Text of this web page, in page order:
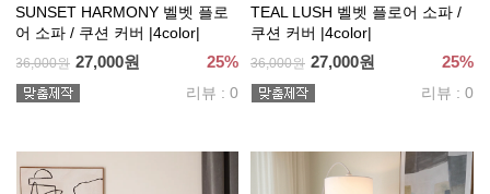
SUNSET HARMONY 벨벳 플로
어 소파 / 쿠션 커버 |4color|
36,000원 27,000원 25%
리뷰 : 0
TEAL LUSH 벨벳 플로어 소파 /
쿠션 커버 |4color|
36,000원 27,000원 25%
리뷰 : 0